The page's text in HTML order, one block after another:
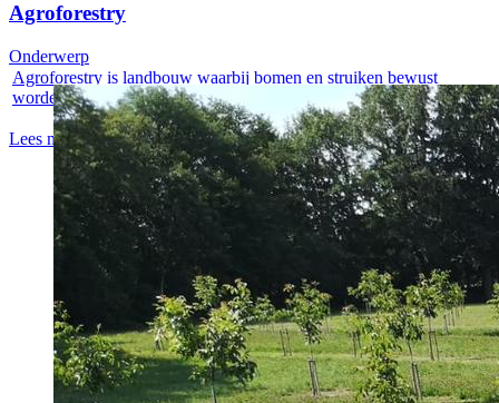
Agroforestry
Agroforestry is landbouw waarbij bomen en struiken bewust
worden gecombineerd...
Lees meer
Onderwerp